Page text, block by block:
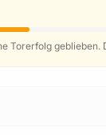
Torerfolg geblieben.